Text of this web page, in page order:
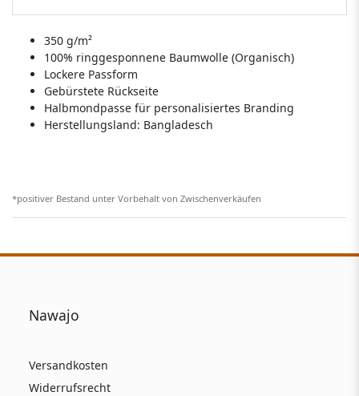
350 g/m²
100% ringgesponnene Baumwolle (Organisch)
Lockere Passform
Gebürstete Rückseite
Halbmondpasse für personalisiertes Branding
Herstellungsland: Bangladesch
*positiver Bestand unter Vorbehalt von Zwischenverkäufen
Nawajo
Versandkosten
Widerrufsrecht